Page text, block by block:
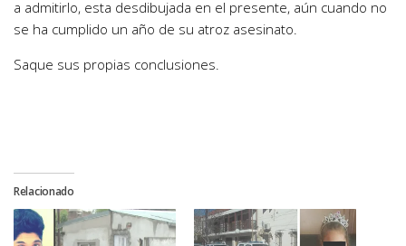
a admitirlo, esta desdibujada en el presente, aún cuando no
se ha cumplido un año de su atroz asesinato.
Saque sus propias conclusiones.
Relacionado